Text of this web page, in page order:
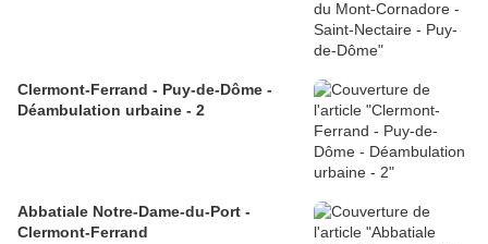
Clermont-Ferrand - Puy-de-Dôme -
Déambulation urbaine - 2
Abbatiale Notre-Dame-du-Port -
Clermont-Ferrand